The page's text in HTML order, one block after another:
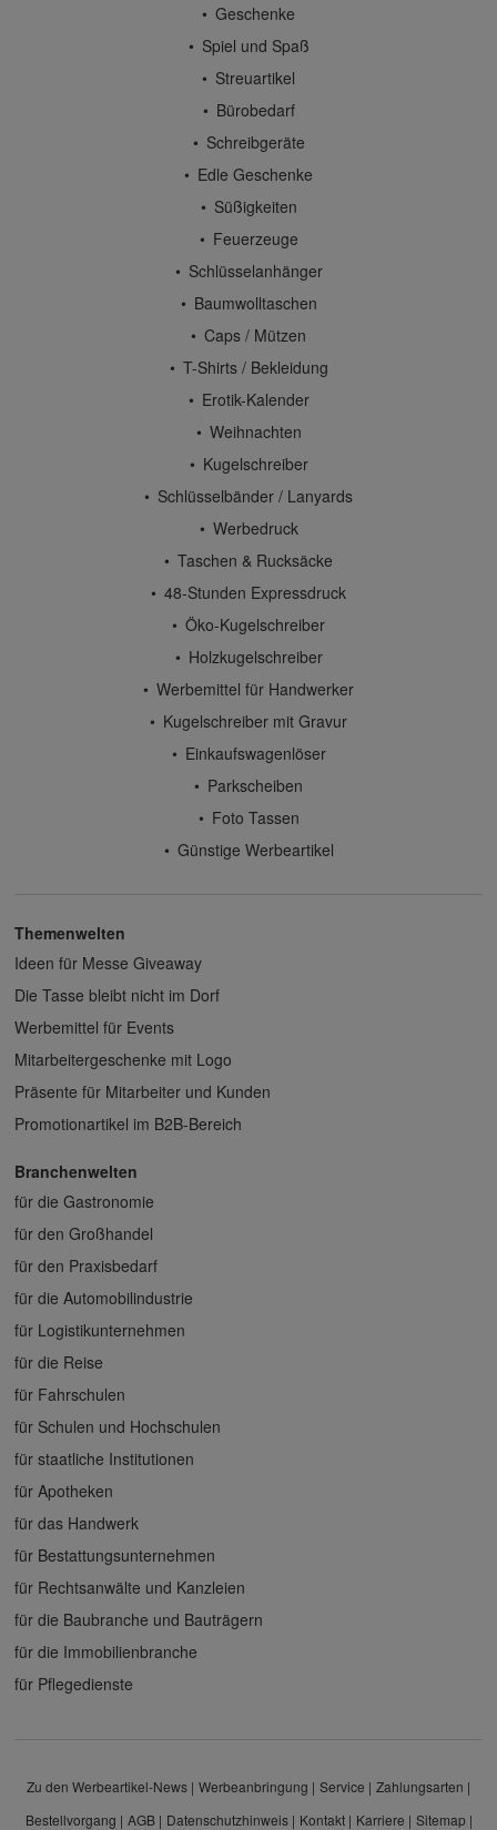
Geschenke
Spiel und Spaß
Streuartikel
Bürobedarf
Schreibgeräte
Edle Geschenke
Süßigkeiten
Feuerzeuge
Schlüsselanhänger
Baumwolltaschen
Caps / Mützen
T-Shirts / Bekleidung
Erotik-Kalender
Weihnachten
Kugelschreiber
Schlüsselbänder / Lanyards
Werbedruck
Taschen & Rucksäcke
48-Stunden Expressdruck
Öko-Kugelschreiber
Holzkugelschreiber
Werbemittel für Handwerker
Kugelschreiber mit Gravur
Einkaufswagenlöser
Parkscheiben
Foto Tassen
Günstige Werbeartikel
Themenwelten
Ideen für Messe Giveaway
Die Tasse bleibt nicht im Dorf
Werbemittel für Events
Mitarbeitergeschenke mit Logo
Präsente für Mitarbeiter und Kunden
Promotionartikel im B2B-Bereich
Branchenwelten
für die Gastronomie
für den Großhandel
für den Praxisbedarf
für die Automobilindustrie
für Logistikunternehmen
für die Reise
für Fahrschulen
für Schulen und Hochschulen
für staatliche Institutionen
für Apotheken
für das Handwerk
für Bestattungsunternehmen
für Rechtsanwälte und Kanzleien
für die Baubranche und Bauträgern
für die Immobilienbranche
für Pflegedienste
Zu den Werbeartikel-News Werbeanbringung Service
Zahlungsarten
Bestellvorgang
AGB Datenschutzhinweis Kontakt Karriere Sitemap